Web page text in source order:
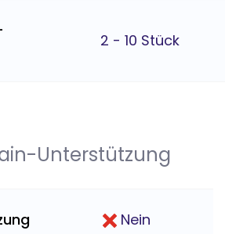
2 - 10 Stück
Unterstützung
Nein